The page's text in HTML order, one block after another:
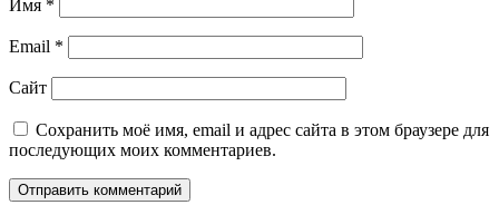
Имя *
Email *
Сайт
Сохранить моё имя, email и адрес сайта в этом браузере для
последующих моих комментариев.